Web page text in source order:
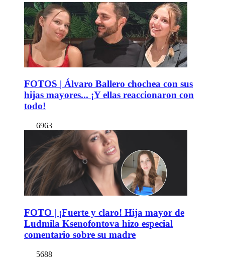
FOTOS | Álvaro Ballero chochea con sus
hijas mayores... ¡Y ellas reaccionaron con
todo!
6963
FOTO | ¡Fuerte y claro! Hija mayor de
Ludmila Ksenofontova hizo especial
comentario sobre su madre
5688